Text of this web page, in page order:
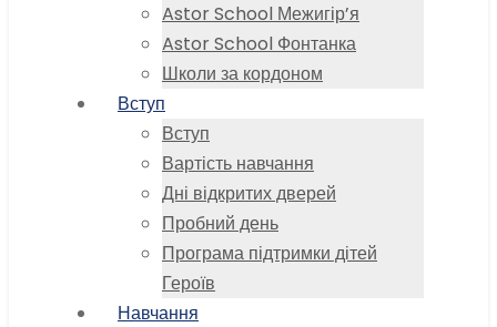
Astor School Межигір’я
Astor School Фонтанка
Школи за кордоном
Вступ
Вступ
Вартість навчання
Дні відкритих дверей
Пробний день
Програма підтримки дітей
Героїв
Навчання